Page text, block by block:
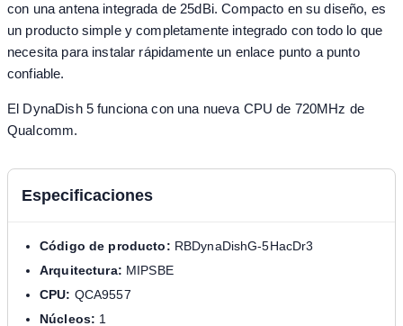
con una antena integrada de 25dBi. Compacto en su diseño, es
un producto simple y completamente integrado con todo lo que
necesita para instalar rápidamente un enlace punto a punto
confiable.
El DynaDish 5 funciona con una nueva CPU de 720MHz de
Qualcomm.
Especificaciones
Código de producto: RBDynaDishG-5HacDr3
Arquitectura: MIPSBE
CPU: QCA9557
Núcleos: 1